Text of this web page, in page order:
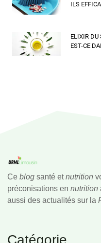
ILS
ELIXIR DU
EST-CE
Ce blog santé etnutrition
préconisations en nutrition
aussi des actualités sur la
Catégorie